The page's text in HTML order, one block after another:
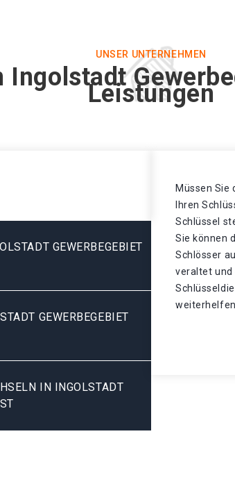
UNSER UNTERNEHMEN
Leistungen
GEWERBEGEBIET
GEWERBEGEBIET
IN INGOLSTADT G
Müssen Sie
Ihren
Schlüssel
Sie können
Schlösser
veraltet und